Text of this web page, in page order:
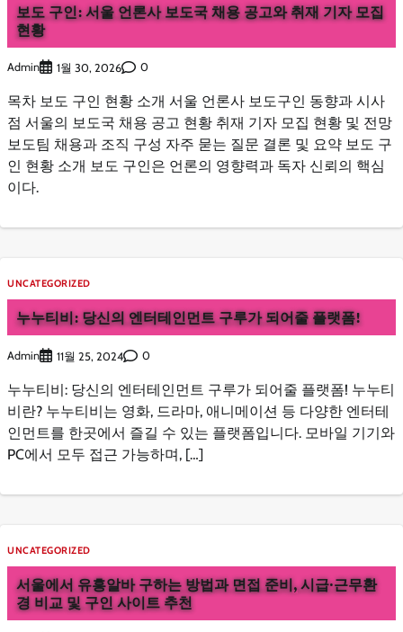
보도 구인: 서울 언론사 보도국 채용 공고와 취재 기자 모집
현황
Admin 1월 30, 2026 0
목차 보도 구인 현황 소개 서울 언론사 보도구인 동향과 시사
점 서울의 보도국 채용 공고 현황 취재 기자 모집 현황 및 전망
보도팀 채용과 조직 구성 자주 묻는 질문 결론 및 요약 보도 구
인 현황 소개 보도 구인은 언론의 영향력과 독자 신뢰의 핵심
이다.
UNCATEGORIZED
누누티비: 당신의 엔터테인먼트 구루가 되어줄 플랫폼!
Admin 11월 25, 2024 0
누누티비: 당신의 엔터테인먼트 구루가 되어줄 플랫폼! 누누티
비란? 누누티비는 영화, 드라마, 애니메이션 등 다양한 엔터테
인먼트를 한곳에서 즐길 수 있는 플랫폼입니다. 모바일 기기와
PC에서 모두 접근 가능하며, […]
UNCATEGORIZED
서울에서 유흥알바 구하는 방법과 면접 준비, 시급·근무환
경 비교 및 구인 사이트 추천